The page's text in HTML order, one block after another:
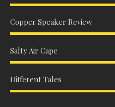
Copper Speaker Review
Salty Air Cape
Different Tales